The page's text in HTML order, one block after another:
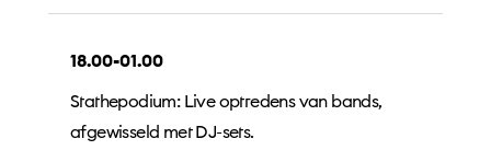
18.00-01.00
Stathepodium: Live optredens van bands,
afgewisseld met DJ-sets.